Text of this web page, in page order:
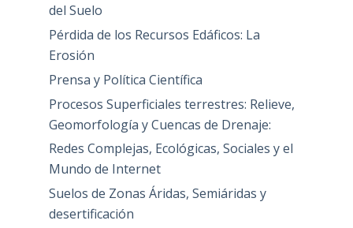
del Suelo
Pérdida de los Recursos Edáficos: La
Erosión
Prensa y Política Científica
Procesos Superficiales terrestres: Relieve,
Geomorfología y Cuencas de Drenaje:
Redes Complejas, Ecológicas, Sociales y el
Mundo de Internet
Suelos de Zonas Áridas, Semiáridas y
desertificación